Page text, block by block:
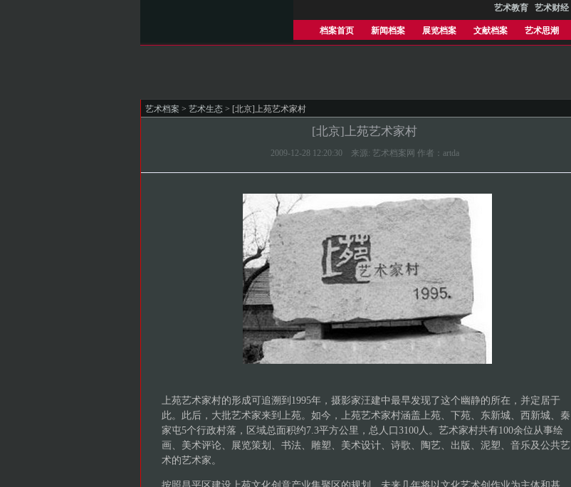
艺术教育 艺术财经
档案首页 新闻档案 展览档案 文献档案 艺术思潮
艺术档案 > 艺术生态 > [北京]上苑艺术家村
[北京]上苑艺术家村
2009-12-28 12:20:30 来源: 艺术档案网 作者：artda
上苑艺术家村的形成可追溯到1995年，摄影家汪建中最早发现了这个幽静的所在，并定居于
此。此后，大批艺术家来到上苑。如今，上苑艺术家村涵盖上苑、下苑、东新城、西新城、秦
家屯5个行政村落，区域总面积约7.3平方公里，总人口3100人。艺术家村共有100余位从事绘
画、美术评论、展览策划、书法、雕塑、美术设计、诗歌、陶艺、出版、泥塑、音乐及公共艺
术的艺术家。